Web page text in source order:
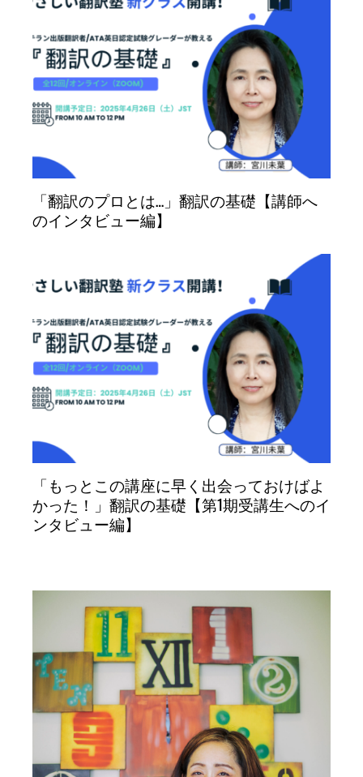
「翻訳のプロとは…」翻訳の基礎【講師へ
のインタビュー編】
「もっとこの講座に早く出会っておけばよ
かった！」翻訳の基礎【第1期受講生へのイ
ンタビュー編】